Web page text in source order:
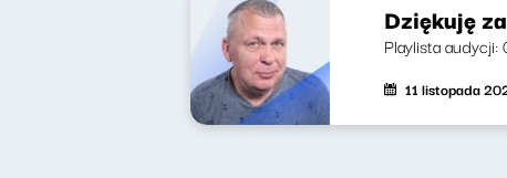
Dziękuję
Playlista
11 listopada